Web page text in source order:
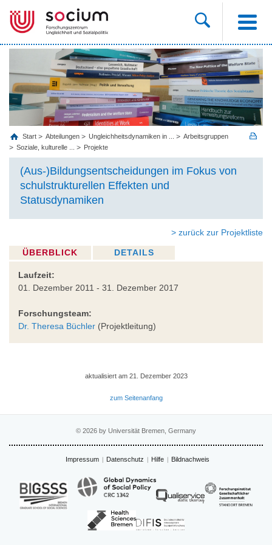
Start Abteilungen Ungleichheitsdynamiken in ...
Arbeitsgruppen
Soziale, kulturelle ...
Projekte
(Aus-)Bildungsentscheidungen im Fokus von
schulstrukturellen Effekten und
Statusdynamiken
> zurück zur Projektliste
ÜBERBLICK DETAILS
Laufzeit:
01. Dezember 2011 - 31. Dezember 2017
Forschungsteam:
Dr. Theresa Büchler (Projektleitung)
aktualisiert am 21. Dezember 2023
zum Seitenanfang
© 2026 by Universität Bremen, Germany
Impressum Datenschutz Hilfe Bildnachweis